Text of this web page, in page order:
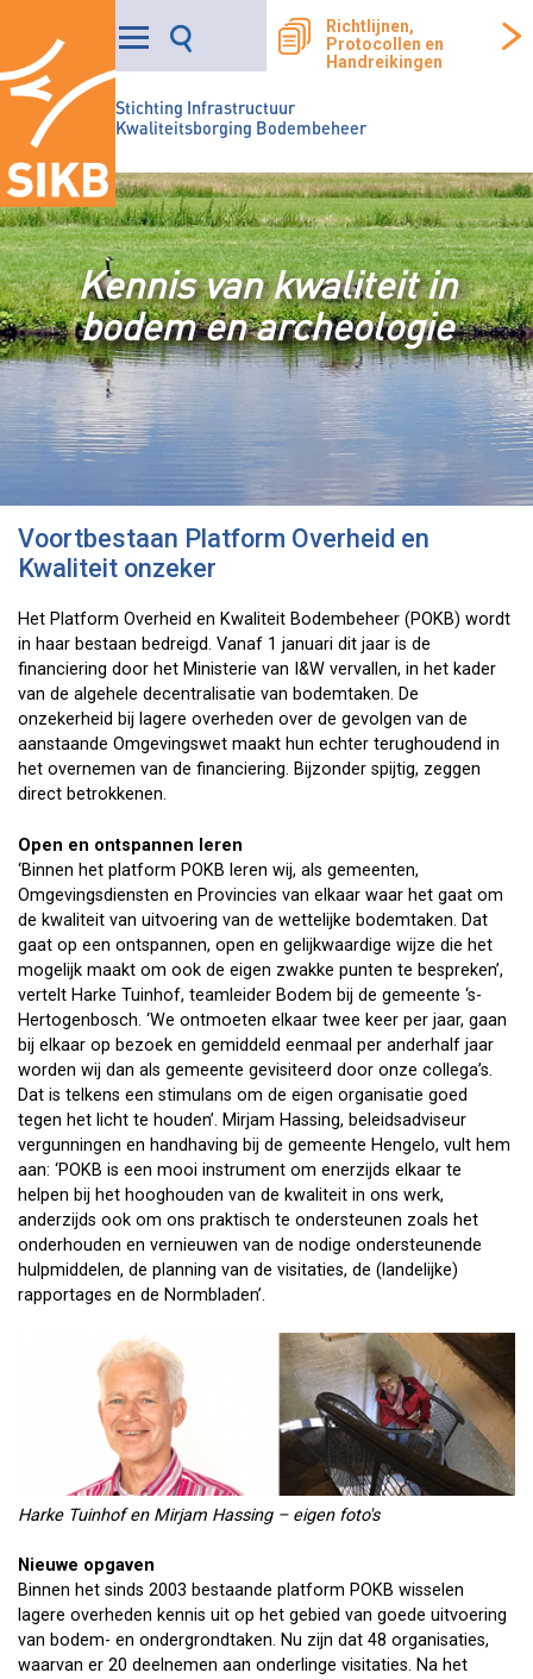
Stichting Infrastructuur
Kwaliteitsborging Bodembeheer
Richtlijnen,
Protocollen en
Handreikingen
Kennis van kwaliteit in
bodem en archeologie
Voortbestaan Platform Overheid en
Kwaliteit onzeker
Het Platform Overheid en Kwaliteit Bodembeheer (POKB) wordt
in haar bestaan bedreigd. Vanaf 1 januari dit jaar is de
financiering door het Ministerie van I&W vervallen, in het kader
van de algehele decentralisatie van bodemtaken. De
onzekerheid bij lagere overheden over de gevolgen van de
aanstaande Omgevingswet maakt hun echter terughoudend in
het overnemen van de financiering. Bijzonder spijtig, zeggen
direct betrokkenen.
Open en ontspannen leren
‘Binnen het platform POKB leren wij, als gemeenten,
Omgevingsdiensten en Provincies van elkaar waar het gaat om
de kwaliteit van uitvoering van de wettelijke bodemtaken. Dat
gaat op een ontspannen, open en gelijkwaardige wijze die het
mogelijk maakt om ook de eigen zwakke punten te bespreken’,
vertelt Harke Tuinhof, teamleider Bodem bij de gemeente ‘s-
Hertogenbosch. ‘We ontmoeten elkaar twee keer per jaar, gaan
bij elkaar op bezoek en gemiddeld eenmaal per anderhalf jaar
worden wij dan als gemeente gevisiteerd door onze collega’s.
Dat is telkens een stimulans om de eigen organisatie goed
tegen het licht te houden’. Mirjam Hassing, beleidsadviseur
vergunningen en handhaving bij de gemeente Hengelo, vult hem
aan: ‘POKB is een mooi instrument om enerzijds elkaar te
helpen bij het hooghouden van de kwaliteit in ons werk,
anderzijds ook om ons praktisch te ondersteunen zoals het
onderhouden en vernieuwen van de nodige ondersteunende
hulpmiddelen, de planning van de visitaties, de (landelijke)
rapportages en de Normbladen’.
Harke Tuinhof en Mirjam Hassing – eigen foto's
Nieuwe opgaven
Binnen het sinds 2003 bestaande platform POKB wisselen
lagere overheden kennis uit op het gebied van goede uitvoering
van bodem- en ondergrondtaken. Nu zijn dat 48 organisaties,
waarvan er 20 deelnemen aan onderlinge visitaties. Na het